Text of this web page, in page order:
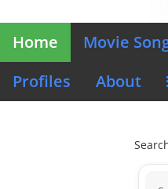
Home Movie
Profiles
About